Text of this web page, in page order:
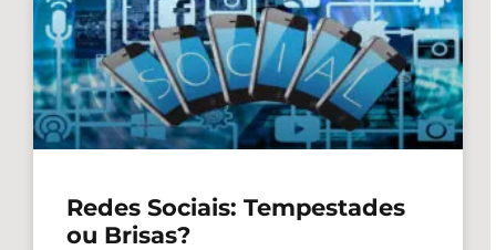
Redes Sociais: Tempestades
ou Brisas?